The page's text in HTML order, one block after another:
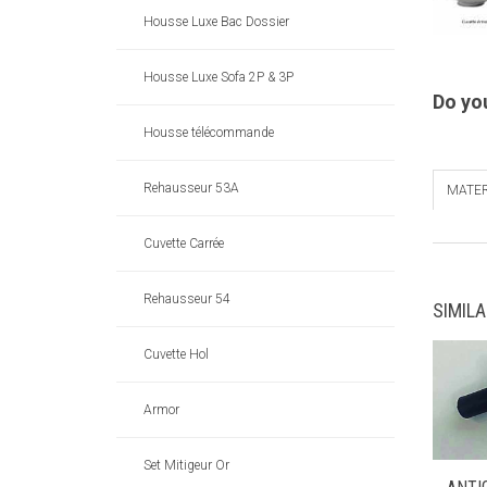
Housse Luxe Bac Dossier
Housse Luxe Sofa 2P & 3P
Housse télécommande
Rehausseur 53A
Cuvette Carrée
Rehausseur 54
Cuvette Hol
Armor
Set Mitigeur Or
Do